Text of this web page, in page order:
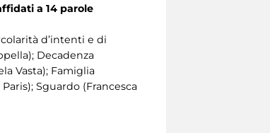
a 14 parole
d’intenti e di
Decadenza
Vasta); Famiglia
Sguardo (Francesca